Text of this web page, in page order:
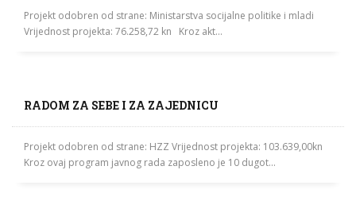
Projekt odobren od strane: Ministarstva socijalne politike i mladi
Vrijednost projekta: 76.258,72 kn Kroz akt...
RADOM ZA SEBE I ZA ZAJEDNICU
Projekt odobren od strane: HZZ Vrijednost projekta: 103.639,00kn
Kroz ovaj program javnog rada zaposleno je 10 dugot...